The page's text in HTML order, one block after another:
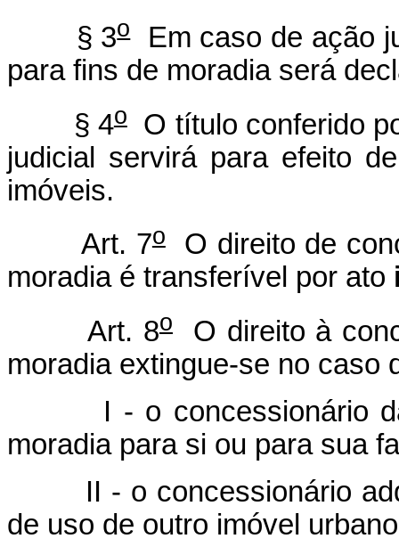
§ 3oEm caso de ação
para fins de moradia será
§ 4oO título conferido
judicial servirá para efeito
imóveis.
Art. 7oO direito de
moradia é transferível por ato
Art. 8oO direito à
moradia extingue-se no caso
I - o concessionário dar
moradia para si ou para sua
II - o concessionário
de uso de outro imóvel